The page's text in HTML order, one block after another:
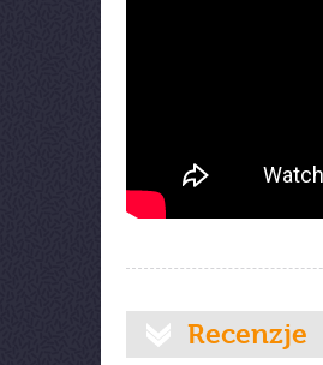
Recenzje